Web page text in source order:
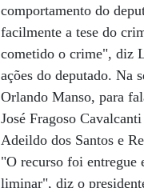
comportamento do
facilmente a tese do
cometido o crime", diz
ações do deputado. Na
Orlando Manso, para
José Fragoso
Adeildo dos Santos e
"O recurso foi entregue
liminar", diz o